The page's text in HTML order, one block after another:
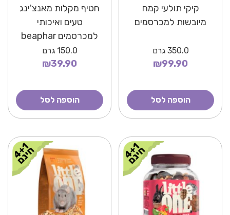
קיקי תולעי קמח
מיובשות למכרסמים
350.0 גרם
₪99.90
הוספה לסל
חטיף מקלות מאנצ'ינג
טעים ואיכותי
למכרסמים beaphar
150.0 גרם
₪39.90
הוספה לסל